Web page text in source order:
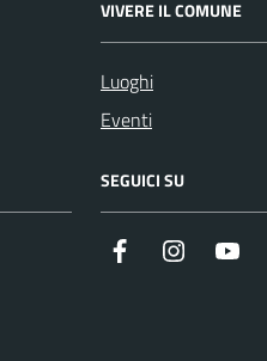
VIVERE IL COMUNE
Luoghi
Eventi
SEGUICI SU
Facebook Instagram